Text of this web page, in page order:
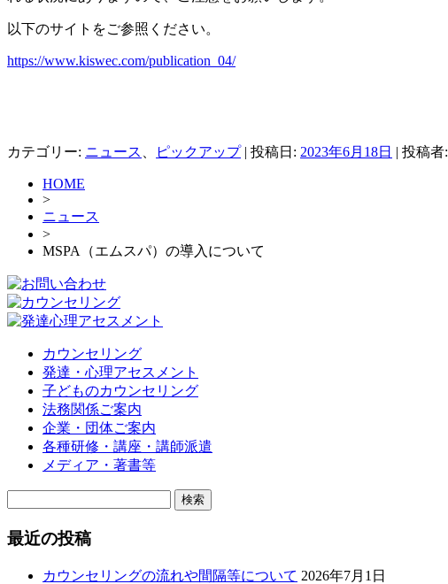
以下のサイトをご参照ください。
https://www.kiswec.com/publication_04/
カテゴリー: ニュース ピックアップ| 投稿日: 2023年6月18日 | 投稿者:
HOME
>
ニュース
>
MSPA（エムスパ）の導入について
カウンセリング
発達・心理アセスメント
子どものカウンセリング
法務関係ご案内
企業・団体ご案内
各種研修・講座・講師派遣
メディア・著書等
最近の投稿
カウンセリングの流れや間隔等について 2026年7月1日